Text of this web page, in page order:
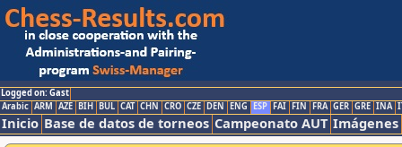
Logged on: Gast
Arabic ARM AZE BIH BUL CAT CHN CRO CZE DEN ENG ESP FAI FIN FRA GER GRE INA
Inicio Base de datos de torneos Campeonato AUT Imágenes